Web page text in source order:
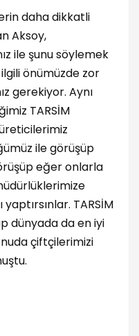
daha dikkatli
Aksoy,
ile şunu söylemek
önümüzde zor
gerekiyor. Aynı
TARSİM
ile görüşüp
eğer onlarla
TARSİM
dünyada da en iyi
çiftçilerimizi